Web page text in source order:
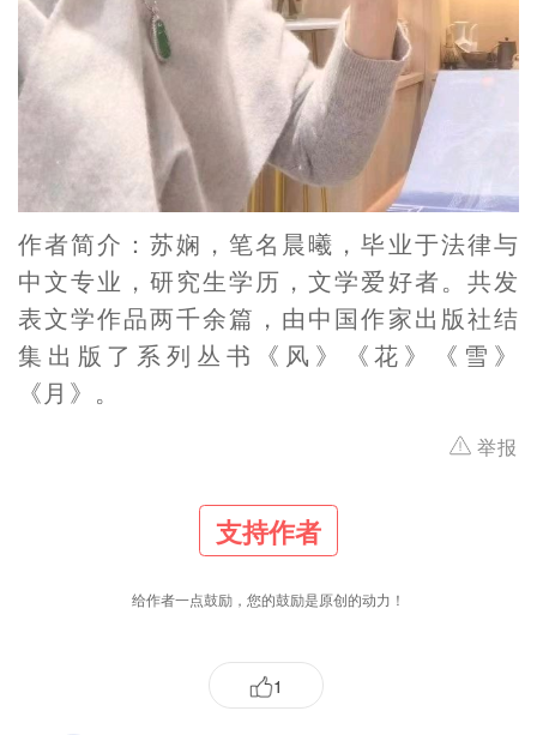
作者简介：苏娴，笔名晨曦，毕业于法律与
中文专业，研究生学历，文学爱好者。共发
表文学作品两千余篇，由中国作家出版社结
集出版了系列丛书《风》《花》《雪》
《月》。
举报
支持作者
给作者一点鼓励，您的鼓励是原创的动力！
1